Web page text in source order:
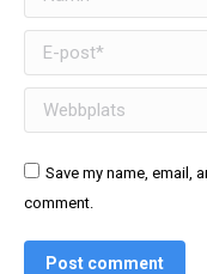
E-post *
Webbplats
Save my name, email,
comment.
Post comment